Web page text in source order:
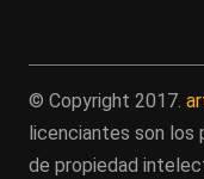
© Copyright 2017.
licenciantes son
de propiedad